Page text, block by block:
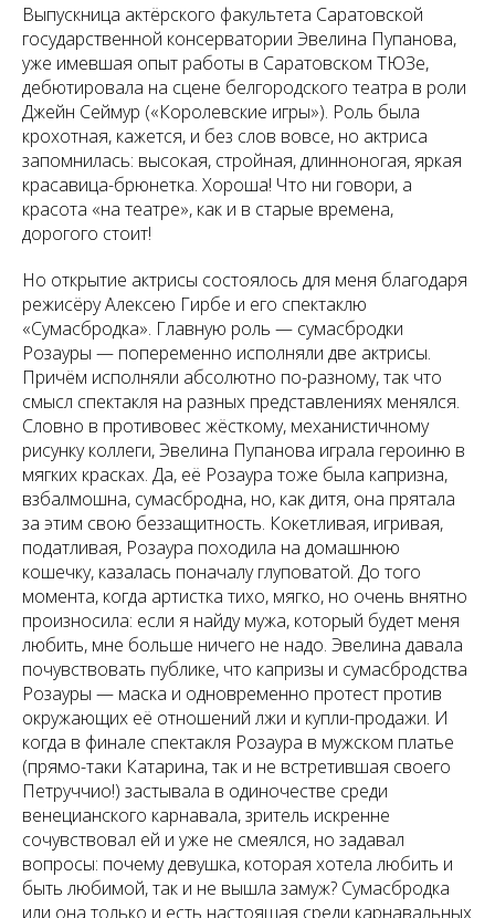
Выпускница актёрского факультета Саратовской
государственной консерватории Эвелина Пупанова,
уже имевшая опыт работы в Саратовском ТЮЗе,
дебютировала на сцене белгородского театра в роли
Джейн Сеймур («Королевские игры»). Роль была
крохотная, кажется, и без слов вовсе, но актриса
запомнилась: высокая, стройная, длинноногая, яркая
красавица-брюнетка. Хороша! Что ни говори, а
красота «на театре», как и в старые времена,
дорогого стоит!
Но открытие актрисы состоялось для меня благодаря
режисёру Алексею Гирбе и его спектаклю
«Сумасбродка». Главную роль — сумасбродки
Розауры — попеременно исполняли две актрисы.
Причём исполняли абсолютно по-разному, так что
смысл спектакля на разных представлениях менялся.
Словно в противовес жёсткому, механистичному
рисунку коллеги, Эвелина Пупанова играла героиню в
мягких красках. Да, её Розаура тоже была капризна,
взбалмошна, сумасбродна, но, как дитя, она прятала
за этим свою беззащитность. Кокетливая, игривая,
податливая, Розаура походила на домашнюю
кошечку, казалась поначалу глуповатой. До того
момента, когда артистка тихо, мягко, но очень внятно
произносила: если я найду мужа, который будет меня
любить, мне больше ничего не надо. Эвелина давала
почувствовать публике, что капризы и сумасбродства
Розауры — маска и одновременно протест против
окружающих её отношений лжи и купли-продажи. И
когда в финале спектакля Розаура в мужском платье
(прямо-таки Катарина, так и не встретившая своего
Петруччио!) застывала в одиночестве среди
венецианского карнавала, зритель искренне
сочувствовал ей и уже не смеялся, но задавал
вопросы: почему девушка, которая хотела любить и
быть любимой, так и не вышла замуж? Сумасбродка
или она только и есть настоящая среди карнавальных